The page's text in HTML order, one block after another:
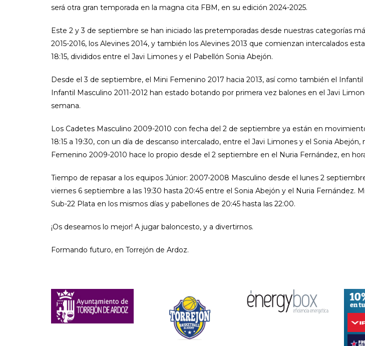
será otra gran temporada en la magna cita FBM, en su edición 2024-2025.
Este 2 y 3 de septiembre se han iniciado las pretemporadas desde nuestras categorías
2015-2016, los Alevines 2014, y también los Alevines 2013 que comienzan intercalados
18:15, divididos entre el Javi Limones y el Pabellón Sonia Abejón.
Desde el 3 de septiembre, el Mini Femenino 2017 hacia 2013, así como también el Infantil
Infantil Masculino 2011-2012 han estado botando por primera vez balones en el Javi
semana.
Los Cadetes Masculino 2009-2010 con fecha del 2 de septiembre ya están en
18:15 a 19:30, con un día de descanso intercalado, entre el Javi Limones y el Sonia
Femenino 2009-2010 hace lo propio desde el 2 septiembre en el Nuria Fernández, en
Tiempo de repasar a los equipos Júnior: 2007-2008 Masculino desde el lunes 2
viernes 6 septiembre a las 19:30 hasta 20:45 entre el Sonia Abejón y el Nuria Fernández.
Sub-22 Plata en los mismos días y pabellones de 20:45 hasta las 22:00.
¡Os deseamos lo mejor! A jugar baloncesto, y a divertirnos.
Formando futuro, en Torrejón de Ardoz.